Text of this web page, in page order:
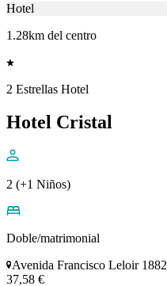
Hotel
1.28km del centro
2 Estrellas Hotel
Hotel Cristal
2 (+1 Niños)
Doble/matrimonial
Avenida Francisco Leloir 1882
37,58 €